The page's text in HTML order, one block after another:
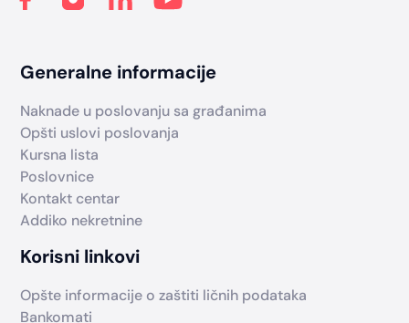
Generalne informacije
Naknade u poslovanju sa građanima
Opšti uslovi poslovanja
Kursna lista
Poslovnice
Kontakt centar
Addiko nekretnine
Korisni linkovi
Opšte informacije o zaštiti ličnih podataka
Bankomati